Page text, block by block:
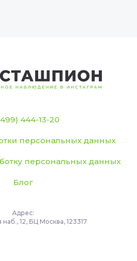
444-13-20
персональных данных
персональных данных
Блог
Адрес:
12, БЦ Москва, 123317